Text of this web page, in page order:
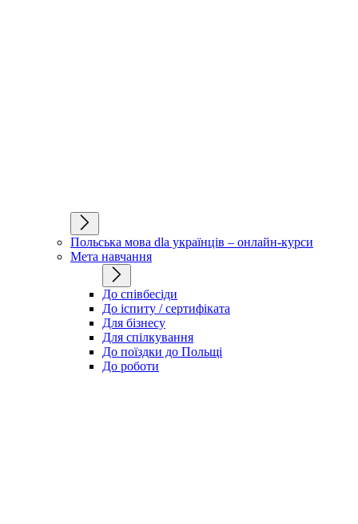
Польська мова dla українців – онлайн-курси
Мета навчання
До співбесіди
До іспиту / сертифіката
Для бізнесу
Для спілкування
До поїздки до Польщі
До роботи